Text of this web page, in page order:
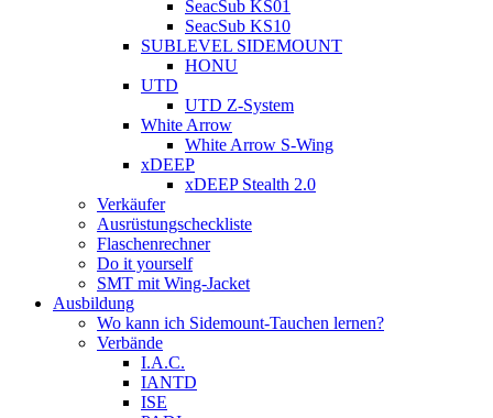
SeacSub KS01
SeacSub KS10
SUBLEVEL SIDEMOUNT
HONU
UTD
UTD Z-System
White Arrow
White Arrow S-Wing
xDEEP
xDEEP Stealth 2.0
Verkäufer
Ausrüstungscheckliste
Flaschenrechner
Do it yourself
SMT mit Wing-Jacket
Ausbildung
Wo kann ich Sidemount-Tauchen lernen?
Verbände
I.A.C.
IANTD
ISE